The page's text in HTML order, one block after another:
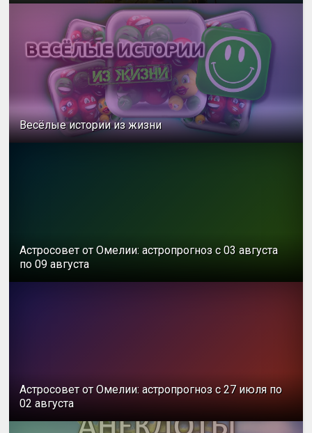
Весёлые истории из жизни
Астросовет от Омелии: астропрогноз с 03 августа
по 09 августа
Астросовет от Омелии: астропрогноз с 27 июля по
02 августа